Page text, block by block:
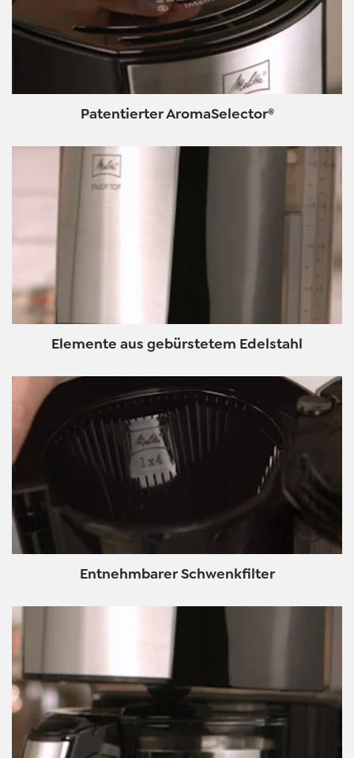
Patentierter AromaSelector®
Elemente aus gebürstetem Edelstahl
Entnehmbarer Schwenkfilter